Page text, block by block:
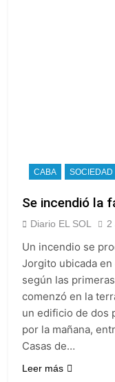
CABA SOCIEDAD
Se incendió la
Diario EL SOL 2
Un incendio se
Jorgito ubicada
según las
comenzó en la
un edificio de dos
por la mañana,
Casas de…
Leer más